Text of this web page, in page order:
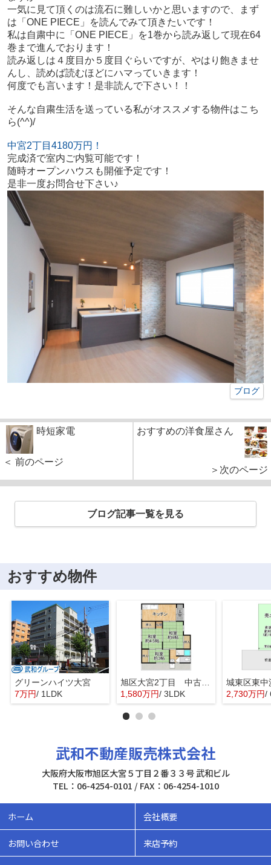
一気に見て頂くのは流石に難しいかと思いますので、まず
は「ONE PIECE」を読んでみて頂きたいです！
私は自粛中に「ONE PIECE」を1巻から読み返して現在64
巻まで進んでおります！
読み返しは４度目か５度目ぐらいですが、やはり飽きませ
んし、読めば読むほどにハマっていきます！
何度でも言います！是非読んで下さい！！
そんな自粛生活を送っている私がオススメする物件はこち
ら(^^)/
中宮2丁目4180万円！
完成済で室内ご内覧可能です！
随時オープンハウスも開催予定です！
是非一度お問合せ下さい♪
ブログ
時短家電
＜ 前のページ
おすすめの洋食屋さん
＞次のページ
ブログ記事一覧を見る
おすすめ物件
グリーンハイツ大宮
7万円/ 1LDK
旭区大宮2丁目 中古戸建
1,580万円/ 3LDK 2,730万円/
武和不動産販売株式会社
大阪府大阪市旭区大宮５丁目２番３３号 武和ビル
TEL：06-4254-0101 / FAX：06-4254-1010
ホーム 会社概要
お問い合わせ 来店予約